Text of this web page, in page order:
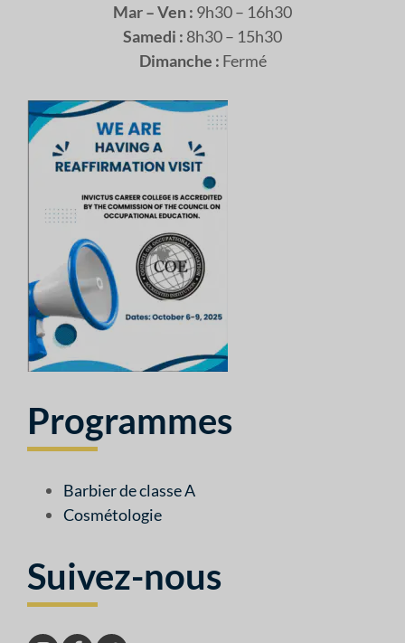
Mar – Ven : 9h30 – 16h30
Samedi : 8h30 – 15h30
Dimanche : Fermé
Programmes
Barbier de classe A
Cosmétologie
Suivez-nous